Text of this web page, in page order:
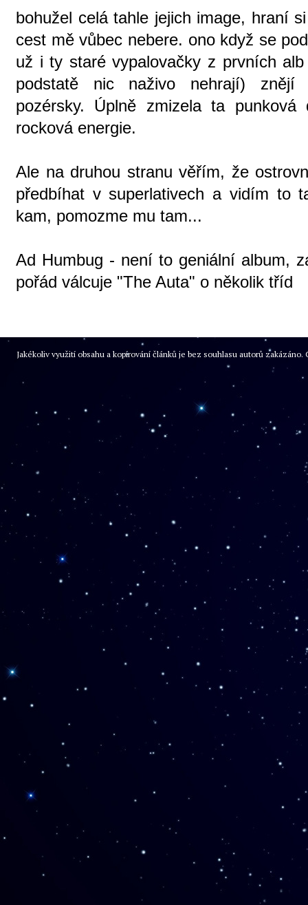
bohužel celá tahle jejich image, hraní
cest mě vůbec nebere. ono když se
už i ty staré vypalovačky z prvních
podstatě nic naživo nehrají) znějí
pozérsky. Úplně zmizela ta punková
rocková energie.
Ale na druhou stranu věřím, že
předbíhat v superlativech a vidím to
kam, pomozme mu tam...
Ad Humbug - není to geniální album,
pořád válcuje "The Auta" o několik tříd
Jakékoliv využití obsahu a kopírování článků je bez souhlasu autorů